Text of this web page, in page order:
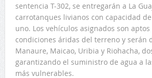
sentencia T-302, se entregarán a La
carrotanques livianos con capacidad
uno. Los vehículos asignados son
condiciones áridas del terreno y serán
Manaure, Maicao, Uribia y Riohacha,
garantizando el suministro de agua a
más vulnerables.